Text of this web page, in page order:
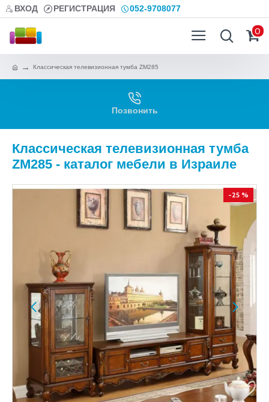
ВХОД РЕГИСТРАЦИЯ 052-9708077
0
Классическая телевизионная тумба ZM285
Позвонить
Классическая телевизионная тумба
ZM285 - каталог мебели в Израиле
-25 %